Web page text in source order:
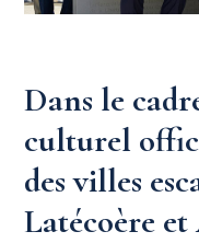
Dans le
culturel
des villes
Latécoère